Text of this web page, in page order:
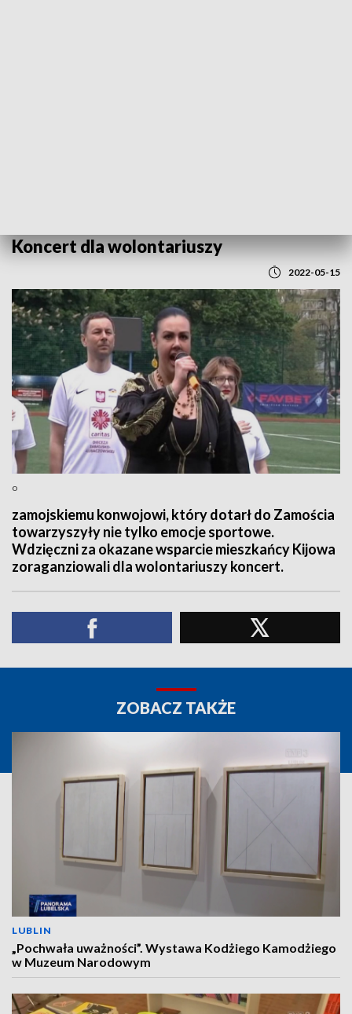
Koncert dla wolontariuszy
2022-05-15
o
zamojskiemu konwojowi, który dotarł do Zamościa
towarzyszyły nie tylko emocje sportowe.
Wdzięczni za okazane wsparcie mieszkańcy Kijowa
zoraganziowali dla wolontariuszy koncert.
ZOBACZ TAKŻE
LUBLIN
„Pochwała uważności”. Wystawa Kodżiego Kamodżiego
w Muzeum Narodowym